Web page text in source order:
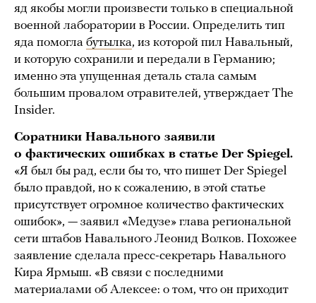
яд якобы могли произвести только в специальной
военной лаборатории в России. Определить тип
яда помогла бутылка, из которой пил Навальный,
и которую сохранили и передали в Германию;
именно эта упущенная деталь стала самым
большим провалом отравителей, утверждает The
Insider.
Соратники Навального заявили
о фактических ошибках в статье Der Spiegel.
«Я был бы рад, если бы то, что пишет Der Spiegel
было правдой, но к сожалению, в этой статье
присутствует огромное количество фактических
ошибок», — заявил «Медузе» глава региональной
сети штабов Навального Леонид Волков. Похожее
заявление сделала пресс-секретарь Навального
Кира Ярмыш. «В связи с последними
материалами об Алексее: о том, что он приходит